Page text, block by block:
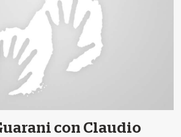
con Claudio